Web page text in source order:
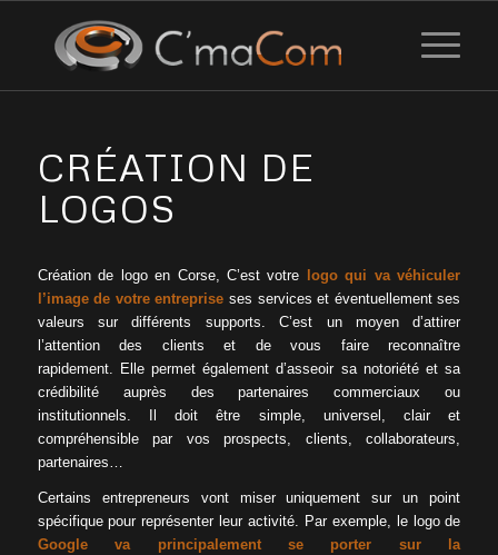
CRÉATION DE
LOGOS
Création de logo en Corse, C’est votre
logo qui va véhiculer
l’image de votre entreprise ses services et éventuellement ses
valeurs sur différents supports.C’est un moyen d’attirer
l’attention des clients et de vous faire reconnaître
rapidement. Elle permet également d’asseoir sa notoriété et sa
crédibilité auprès des partenaires commerciaux ou
institutionnels.
Il doit être simple, universel, clair et
compréhensible par vos prospects, clients, collaborateurs,
partenaires…
Certains entrepreneurs vont miser uniquement sur un point
spécifique pour représenter leur activité. Par exemple, le logo de
Google va principalement se porter sur la